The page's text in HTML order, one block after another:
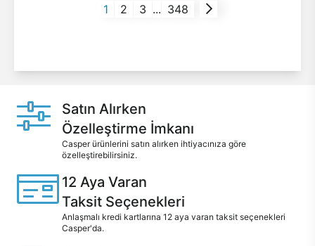
1 2 3 ... 348
Satın Alırken
Özelleştirme İmkanı
Casper ürünlerini satın alırken ihtiyacınıza göre
özelleştirebilirsiniz.
12 Aya Varan
Taksit Seçenekleri
Anlaşmalı kredi kartlarına 12 aya varan taksit seçenekleri
Casper'da.